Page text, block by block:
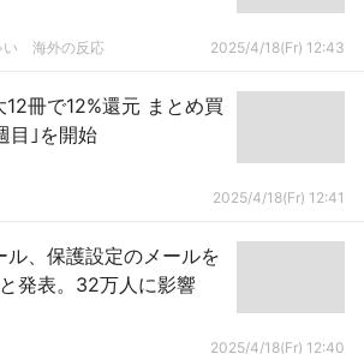
い 海外の反応 2025/4/18(Fr) 12:43
冊で12%還元 まとめ買
目｣を開始
2025/4/18(Fr) 12:41
ル、保護設定のメールを
発表。32万人に影響
2025/4/18(Fr) 12:40